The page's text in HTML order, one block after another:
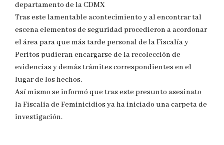
departamento de la CDMX
Tras este lamentable acontecimiento y al encontrar tal
escena elementos de seguridad procedieron a acordonar
el área para que más tarde personal de la Fiscalía y
Peritos pudieran encargarse de la recolección de
evidencias y demás trámites correspondientes en el
lugar de los hechos.
Así mismo se informó que tras este presunto asesinato
la Fiscalía de Feminicidios ya ha iniciado una carpeta de
investigación.